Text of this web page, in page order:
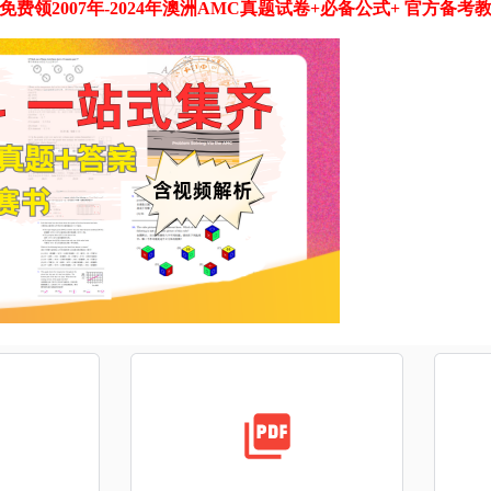
费领2007年-2024年澳洲AMC真题试卷+必备公式+ 官方备考